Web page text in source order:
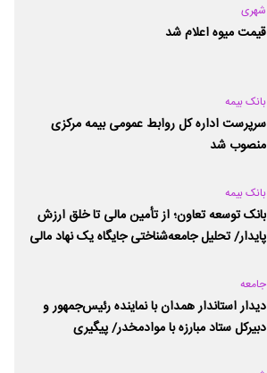
شهری
قیمت میوه اعلام شد
بانک بیمه
سرپرست اداره کل روابط عمومی بیمه مرکزی
منصوب شد
بانک بیمه
بانک توسعه تعاون؛ از تأمین مالی تا خلق ارزش
پایدار/ تحلیل جامعه‌شناختی جایگاه یک نهاد مالی
جامعه
دیدار استاندار همدان با نماینده رئیس‌جمهور و
دبیرکل ستاد مبارزه با موادمخدر/ پیگیری